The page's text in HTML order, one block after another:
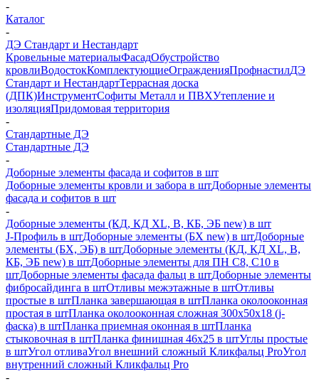
-
Каталог
-
ДЭ Стандарт и Нестандарт
Кровельные материалыФасадОбустройство
кровлиВодостокКомплектующиеОгражденияПрофнастилДЭ
Стандарт и НестандартТеррасная доска
(ДПК)ИнструментСофиты Металл и ПВХУтепление и
изоляцияПридомовая территория
-
Стандартные ДЭ
Стандартные ДЭ
-
Доборные элементы фасада и софитов в шт
Доборные элементы кровли и забора в штДоборные элементы
фасада и софитов в шт
-
Доборные элементы (КД, КД XL, В, КБ, ЭБ new) в шт
J-Профиль в штДоборные элементы (БХ new) в штДоборные
элементы (БХ, ЭБ) в штДоборные элементы (КД, КД XL, В,
КБ, ЭБ new) в штДоборные элементы для ПН С8, С10 в
штДоборные элементы фасада фальц в штДоборные элементы
фибросайдинга в штОтливы межэтажные в штОтливы
простые в штПланка завершающая в штПланка околооконная
простая в штПланка околооконная сложная 300х50х18 (j-
фаска) в штПланка приемная оконная в штПланка
стыковочная в штПланка финишная 46х25 в штУглы простые
в штУгол отливаУгол внешний сложный Кликфальц ProУгол
внутренний сложный Кликфальц Pro
-